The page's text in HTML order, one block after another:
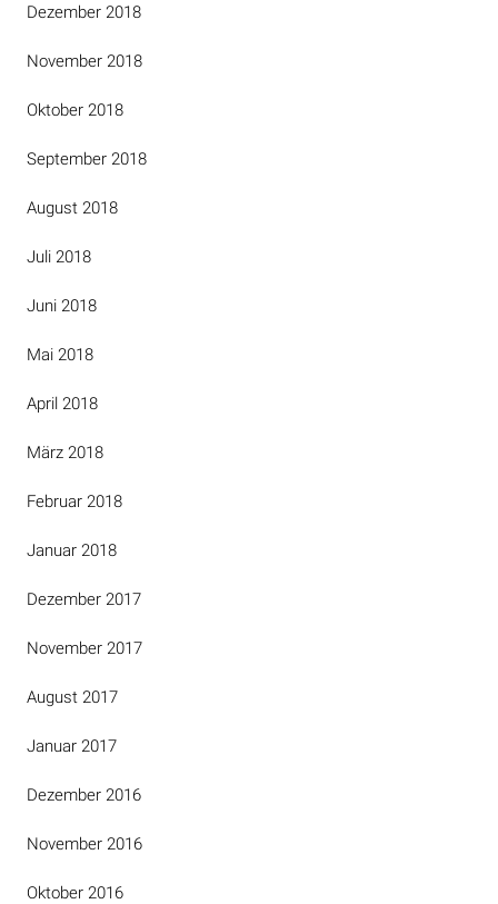
Dezember 2018
November 2018
Oktober 2018
September 2018
August 2018
Juli 2018
Juni 2018
Mai 2018
April 2018
März 2018
Februar 2018
Januar 2018
Dezember 2017
November 2017
August 2017
Januar 2017
Dezember 2016
November 2016
Oktober 2016